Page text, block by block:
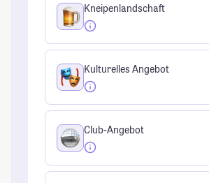
Kneipenlandschaft
Kulturelles Angebot
Club-Angebot